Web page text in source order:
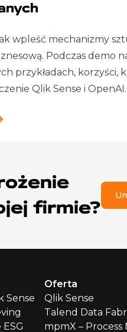
wpleść mechanizmy
Podczas demo
przykładach, korzyści,
Qlik Sense i OpenAI.
firmie?
Sense
Oferta
Qlik Sense
Talend Data
mpmX – Process